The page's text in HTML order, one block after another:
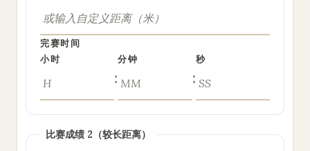
完赛时间
小时
:
分钟
:
秒
比赛成绩 2（较长距离）